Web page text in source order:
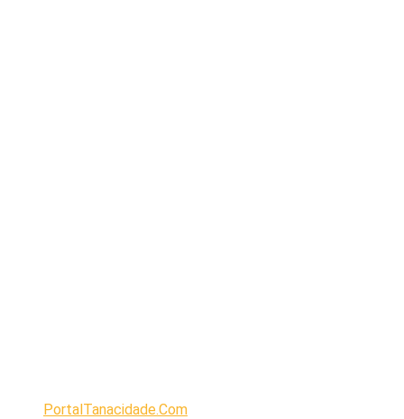
PortalTanacidade.Com